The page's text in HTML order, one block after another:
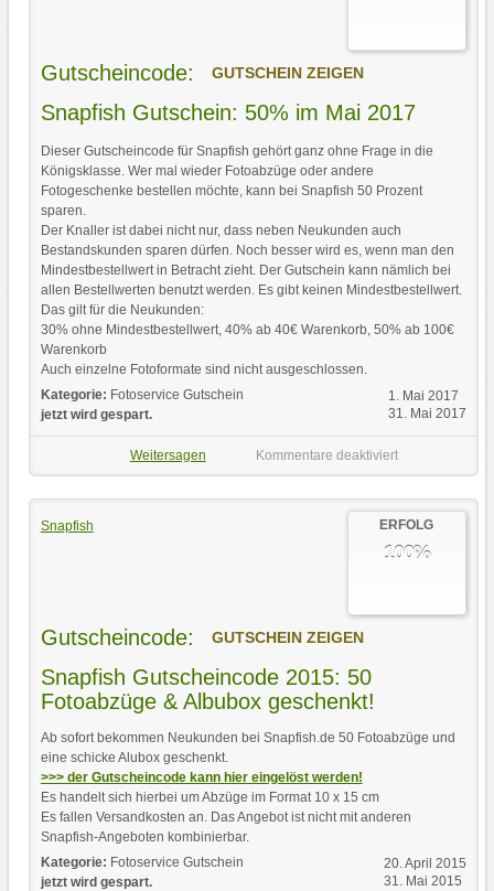
Gutscheincode: GUTSCHEIN ZEIGEN
Snapfish Gutschein: 50% im Mai 2017
Dieser Gutscheincode für Snapfish gehört ganz ohne Frage in die
Königsklasse. Wer mal wieder Fotoabzüge oder andere
Fotogeschenke bestellen möchte, kann bei Snapfish 50 Prozent
sparen.
Der Knaller ist dabei nicht nur, dass neben Neukunden auch
Bestandskunden sparen dürfen. Noch besser wird es, wenn man den
Mindestbestellwert in Betracht zieht. Der Gutschein kann nämlich bei
allen Bestellwerten benutzt werden. Es gibt keinen Mindestbestellwert.
Das gilt für die Neukunden:
30% ohne Mindestbestellwert, 40% ab 40€ Warenkorb, 50% ab 100€
Warenkorb
Auch einzelne Fotoformate sind nicht ausgeschlossen.
1. Mai 2017
31. Mai 2017
Kategorie: Fotoservice Gutschein
jetzt wird gespart.
Weitersagen Kommentare deaktiviert
Snapfish ERFOLG
100%
Gutscheincode: GUTSCHEIN ZEIGEN
Snapfish Gutscheincode 2015: 50
Fotoabzüge & Albubox geschenkt!
Ab sofort bekommen Neukunden bei Snapfish.de 50 Fotoabzüge und
eine schicke Alubox geschenkt.
>>> der Gutscheincode kann hier eingelöst werden!
Es handelt sich hierbei um Abzüge im Format 10 x 15 cm
Es fallen Versandkosten an. Das Angebot ist nicht mit anderen
Snapfish-Angeboten kombinierbar.
20. April 2015
31. Mai 2015
Kategorie: Fotoservice Gutschein
jetzt wird gespart.